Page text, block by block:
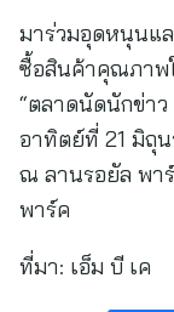
มาร่วมอุดหนุนแ
ซื้อสินค้าคุณภาพ
“ตลาดนัดนักข่าว
อาทิตย์ที่ 21 มิถุ
ณ ลานรอยัล พา
พาร์ค
ที่มา: เอ็ม บี เค